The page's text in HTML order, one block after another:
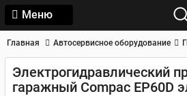
Меню
Главная Автосервисное оборудование
Электрогидравлический
гаражный Compac EP60D